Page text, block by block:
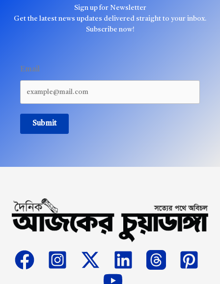
Sign up for Newsletter
Get the latest news updates delivered straight to your inbox.
Subscribe now!
Email
Submit